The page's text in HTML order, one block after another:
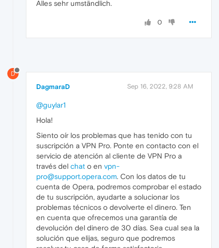
Alles sehr umständlich.
0
D
DagmaraD Sep 16, 2022, 9:28 AM
@guylar1
Hola!
Siento oír los problemas que has tenido con tu
suscripción a VPN Pro. Ponte en contacto con el
servicio de atención al cliente de VPN Pro a
través del chat o en vpn-
pro@support.opera.com. Con los datos de tu
cuenta de Opera, podremos comprobar el estado
de tu suscripción, ayudarte a solucionar los
problemas técnicos o devolverte el dinero. Ten
en cuenta que ofrecemos una garantía de
devolución del dinero de 30 días. Sea cual sea la
solución que elijas, seguro que podremos